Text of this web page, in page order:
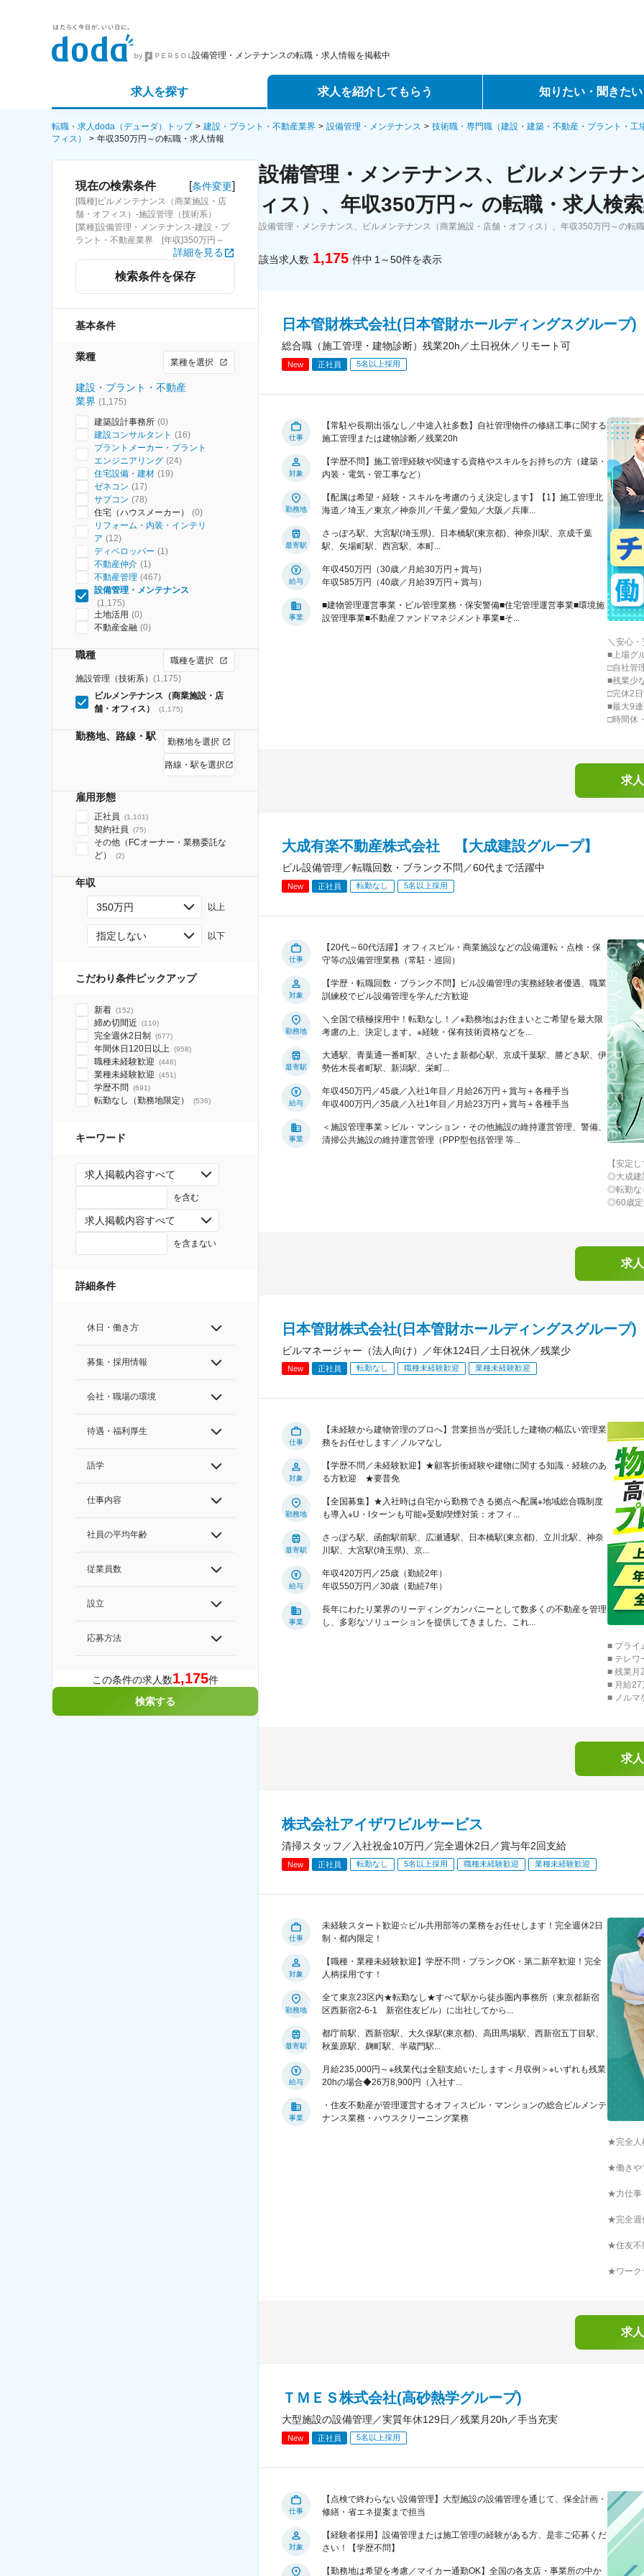
設備管理・メンテナンスの転職・求人情報を掲載中
求人を探す
詳細条件から探す
新着求人から探す
求人特集から探す
求人を紹介してもらう
エージェントサービス
スカウトサービス
パートナーエージェントサービス
知りたい・聞きたい
転職ノウハウ
データで見る転職
コラム・インタビュー
転職Q&A
転職・求人doda（デューダ）トップ 建設・プラント・不動産業界 設備管理・メンテナンス
技術職・専門職（建設・建築・不動産・プラント・工
フィス）
年収350万円～の転職・求人情報
現在の検索条件 [条件変更]
[職種]ビルメンテナンス（商業施設・店
舗・オフィス）-施設管理（技術系）
[業種]設備管理・メンテナンス-建設・プ
ラント・不動産業界 [年収]350万円～
詳細を見る
検索条件を保存
基本条件
業種 業種を選択
建設・プラント・不動産
業界 (1,175)
建築設計事務所 (0)
建設コンサルタント (16)
プラントメーカー・プラント
エンジニアリング (24)
住宅設備・建材 (19)
ゼネコン (17)
サブコン (78)
住宅（ハウスメーカー）
(0)
リフォーム・内装・インテリ
ア (12)
ディベロッパー (1)
不動産仲介 (1)
不動産管理 (467)
設備管理・メンテナンス
(1,175)
土地活用 (0)
不動産金融 (0)
職種
職種を選択
施設管理（技術系） (1,175)
ビルメンテナンス（商業施設・店
舗・オフィス）
(1,175)
勤務地、路線・駅 勤務地を選択
路線・駅を選択
雇用形態
正社員 (1,101)
契約社員 (75)
その他（FCオーナー・業務委託な
ど）
(2)
年収
350万円 以上
指定しない 以下
こだわり条件ピックアップ
新着 (152)
締め切間近 (110)
完全週休2日制 (677)
年間休日120日以上 (958)
職種未経験歓迎 (446)
業種未経験歓迎 (451)
学歴不問 (691)
転勤なし（勤務地限定） (536)
キーワード
求人掲載内容すべて
を含む
求人掲載内容すべて
を含まない
詳細条件
休日・働き方
募集・採用情報
会社・職場の環境
待遇・福利厚生
語学
仕事内容
社員の平均年齢
従業員数
設立
応募方法
この条件の求人数1,175件
検索する
設備管理・メンテナンス、ビルメンテナ
ィス）、年収350万円～ の転職・求人検
設備管理・メンテナンス、ビルメンテナンス（商業施設・店舗・オフィス）、年収350万円～の転
該当求人数 1,175 件中 1～50件を表示
日本管財株式会社(日本管財ホールディングスグループ)
総合職（施工管理・建物診断）残業20h／土日祝休／リモート可
New 正社員 5名以上採用
仕事
【常駐や長期出張なし／中途入社多数】自社管理物件の修繕工事に関する
施工管理または建物診断／残業20h
対象
【学歴不問】施工管理経験や関連する資格やスキルをお持ちの方（建築・
内装・電気・管工事など）
勤務地
【配属は希望・経験・スキルを考慮のうえ決定します】【1】施工管理北
海道／埼玉／東京／神奈川／千葉／愛知／大阪／兵庫...
最寄駅
さっぽろ駅、大宮駅(埼玉県)、日本橋駅(東京都)、神奈川駅、京成千葉
駅、矢場町駅、西宮駅、本町...
給与
年収450万円（30歳／月給30万円＋賞与）
年収585万円（40歳／月給39万円＋賞与）
事業
■建物管理運営事業・ビル管理業務・保安警備■住宅管理運営事業■環境施
設管理事業■不動産ファンドマネジメント事業■そ...
＼安心
■上場グ
□自社管
■残業少
□完休2
■最大9
□時間休
求
大成有楽不動産株式会社 【大成建設グループ】
ビル設備管理／転職回数・ブランク不問／60代まで活躍中
New 正社員 転勤なし 5名以上採用
仕事
【20代～60代活躍】オフィスビル・商業施設などの設備運転・点検・保
守等の設備管理業務（常駐・巡回）
対象
【学歴・転職回数・ブランク不問】ビル設備管理の実務経験者優遇、職業
訓練校でビル設備管理を学んだ方歓迎
勤務地
＼全国で積極採用中！転勤なし！／※勤務地はお住まいとご希望を最大限
考慮の上、決定します。※経験・保有技術資格などを...
最寄駅
大通駅、青葉通一番町駅、さいたま新都心駅、京成千葉駅、勝どき駅、伊
勢佐木長者町駅、新潟駅、栄町...
給与
年収450万円／45歳／入社1年目／月給26万円＋賞与＋各種手当
年収400万円／35歳／入社1年目／月給23万円＋賞与＋各種手当
事業
＜施設管理事業＞ビル・マンション・その他施設の維持運営管理、警備、
清掃公共施設の維持運営管理（PPP型包括管理 等...
【安定
◎大成建
◎転勤な
◎60歳定
求
日本管財株式会社(日本管財ホールディングスグループ)
ビルマネージャー（法人向け）／年休124日／土日祝休／残業少
New 正社員 転勤なし 職種未経験歓迎 業種未経験歓迎
仕事
【未経験から建物管理のプロへ】営業担当が受託した建物の幅広い管理業
務をお任せします／ノルマなし
対象
【学歴不問／未経験歓迎】★顧客折衝経験や建物に関する知識・経験のあ
る方歓迎 ★要普免
勤務地
【全国募集】★入社時は自宅から勤務できる拠点へ配属※地域総合職制度
も導入※U・Iターンも可能※受動喫煙対策：オフィ...
最寄駅
さっぽろ駅、函館駅前駅、広瀬通駅、日本橋駅(東京都)、立川北駅、神奈
川駅、大宮駅(埼玉県)、京...
給与
年収420万円／25歳（勤続2年）
年収550万円／30歳（勤続7年）
事業
長年にわたり業界のリーディングカンパニーとして数多くの不動産を管理
し、多彩なソリューションを提供してきました。これ...
■ プライ
■ テレワ
■ 残業月
■ 月給27
■ ノルマ
求
株式会社アイザワビルサービス
清掃スタッフ／入社祝金10万円／完全週休2日／賞与年2回支給
New 正社員 転勤なし 5名以上採用 職種未経験歓迎 業種未経験歓迎
仕事
未経験スタート歓迎☆ビル共用部等の業務をお任せします！完全週休2日
制・都内限定！
対象
【職種・業種未経験歓迎】学歴不問・ブランクOK・第二新卒歓迎！完全
人柄採用です！
勤務地
全て東京23区内★転勤なし★すべて駅から徒歩圏内事務所（東京都新宿
区西新宿2-6-1 新宿住友ビル）に出社してから...
最寄駅
都庁前駅、西新宿駅、大久保駅(東京都)、高田馬場駅、西新宿五丁目駅、
秋葉原駅、麹町駅、半蔵門駅...
給与
月給235,000円～※残業代は全額支給いたします＜月収例＞※いずれも残業
20hの場合◆26万8,900円（入社す...
事業
・住友不動産が管理運営するオフィスビル・マンションの総合ビルメンテ
ナンス業務・ハウスクリーニング業務
★完全人
★働きや
★力仕事
★完全週
★住友不
★ワーク
求
ＴＭＥＳ株式会社(高砂熱学グループ)
大型施設の設備管理／実質年休129日／残業月20h／手当充実
New 正社員 5名以上採用
仕事
【点検で終わらない設備管理】大型施設の設備管理を通じて、保全計画・
修繕・省エネ提案まで担当
対象
【経験者採用】設備管理または施工管理の経験がある方、是非ご応募くだ
さい！【学歴不問】
【勤務地は希望を考慮／マイカー通勤OK】全国の各支店・事業所の中か